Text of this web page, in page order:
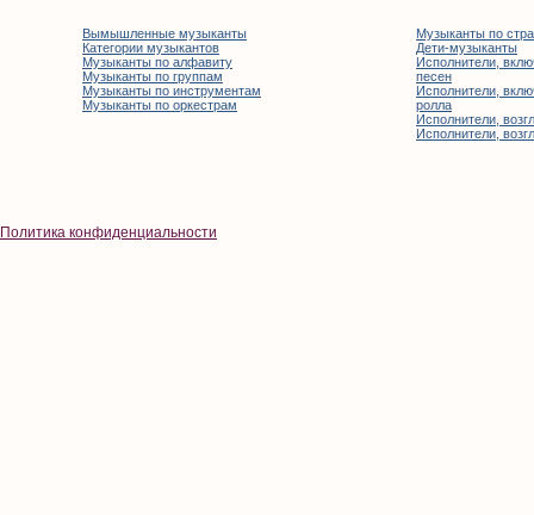
Вымышленные музыканты
Категории музыкантов
Музыканты по алфавиту
Музыканты по группам
Музыканты по инструментам
Музыканты по оркестрам
Музыканты по
Дети-музыканты
Исполнители,
песен
Исполнители,
ролла
Исполнители,
Исполнители,
Политика конфиденциальности